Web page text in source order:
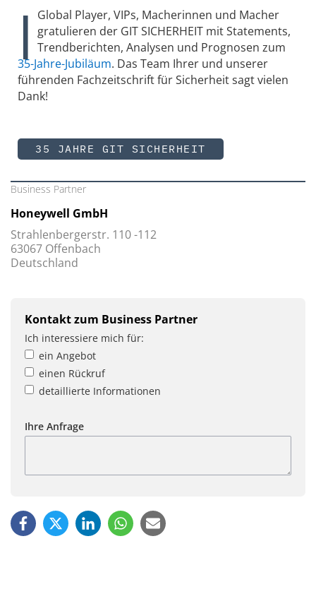
|
Global Player, VIPs, Macherinnen und Macher
gratulieren der GIT SICHERHEIT mit Statements,
Trendberichten, Analysen und Prognosen zum
35-Jahre-Jubiläum. Das Team Ihrer und unserer
führenden Fachzeitschrift für Sicherheit sagt vielen
Dank!
35 JAHRE GIT SICHERHEIT
Business Partner
Honeywell GmbH
Strahlenbergerstr. 110 -112
63067 Offenbach
Deutschland
Kontakt zum Business Partner
Ich interessiere mich für:
ein Angebot
einen Rückruf
detaillierte Informationen
Ihre Anfrage